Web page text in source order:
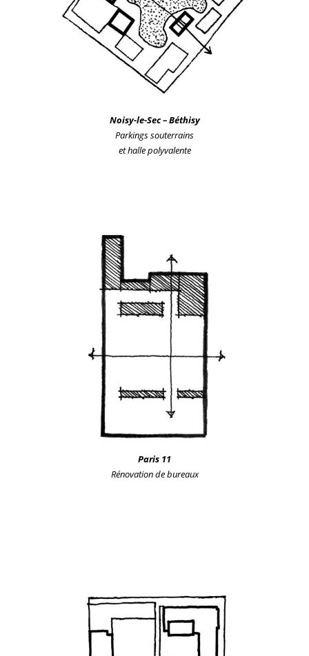
Noisy-le-Sec – Béthisy
Parkings souterrains
et halle polyvalente
Paris 11
Rénovation de bureaux